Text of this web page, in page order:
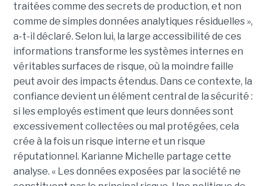
traitées comme des secrets de production, et non
comme de simples données analytiques résiduelles »,
a-t-il déclaré. Selon lui, la large accessibilité de ces
informations transforme les systèmes internes en
véritables surfaces de risque, où la moindre faille
peut avoir des impacts étendus. Dans ce contexte, la
confiance devient un élément central de la sécurité :
si les employés estiment que leurs données sont
excessivement collectées ou mal protégées, cela
crée à la fois un risque interne et un risque
réputationnel. Karianne Michelle partage cette
analyse. « Les données exposées par la société ne